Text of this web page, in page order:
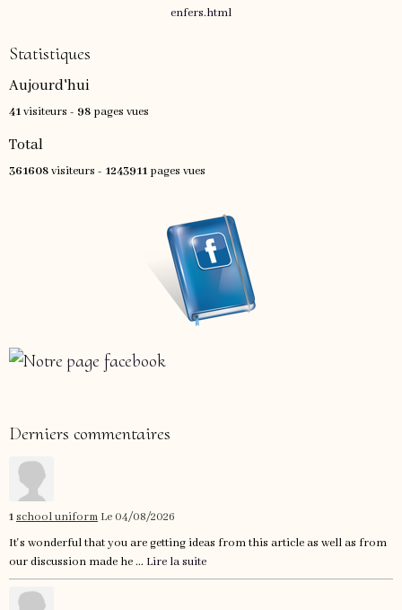
Statistiques
Aujourd'hui
41visiteurs - 98 pages vues
Total
361608visiteurs - 1243911 pages vues
Derniers commentaires
1school uniform Le 04/08/2026
It's wonderful that you are getting ideas from this article as well as from
our discussion made he ... Lire la suite